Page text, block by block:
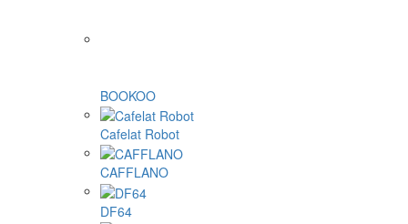
BOOKOO
Cafelat Robot
CAFFLANO
DF64